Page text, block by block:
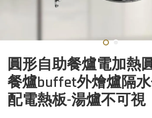
圓形自助餐爐電加熱
餐爐buffet外燴爐隔
配電熱板-湯爐不可視